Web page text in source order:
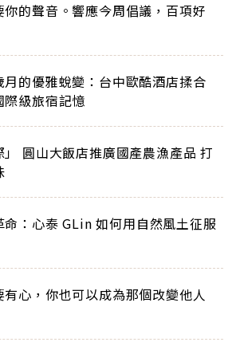
的聲音。響應今周倡議，百項好
的優雅蛻變：台中歐酷酒店揉合
級旅宿記憶
」 圓山大飯店推廣國產農漁產品 打
命：心泰 GLin 如何用自然風土征服
心，你也可以成為那個改變他人